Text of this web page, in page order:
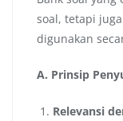
soal, tetapi
digunakan
A. Prinsip
Relevansi